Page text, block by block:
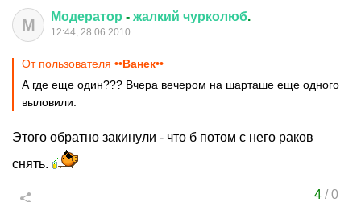
М Модератор - жалкий чурколюб.
12:44, 28.06.2010
От пользователя ••Ванек••
А где еще один??? Вчера вечером на шарташе еще одного
выловили.
Этого обратно закинули - что б потом с него раков
снять.
4/0